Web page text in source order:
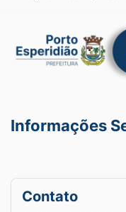
Informações
Contato